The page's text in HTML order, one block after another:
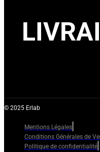
© 2025 Erlab
Mentions Légales
Conditions Générales de
Politique de confidentialité